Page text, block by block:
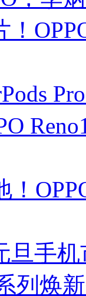
！
旦手
列焕